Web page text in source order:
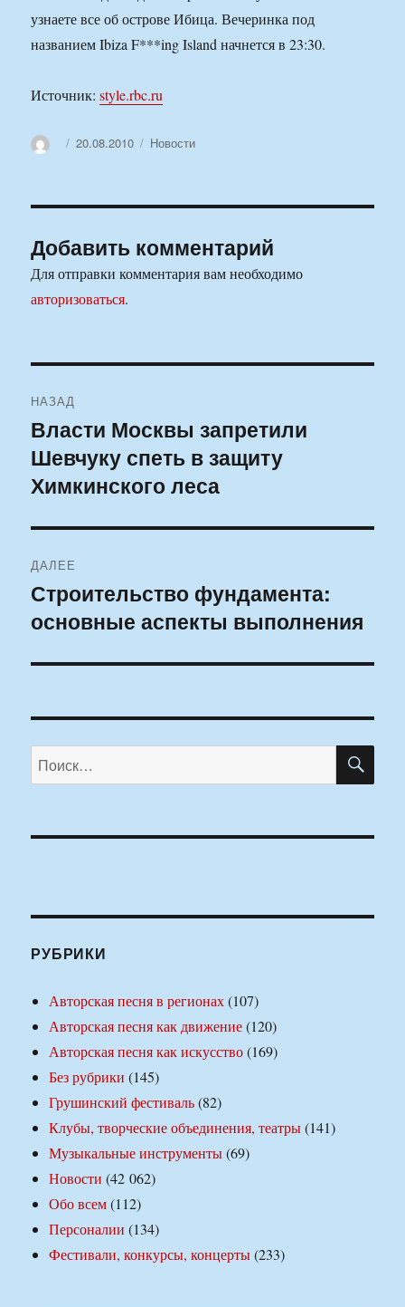
узнаете все об острове Ибица. Вечеринка под
названием Ibiza F***ing Island начнется в 23:30.
Источник:style.rbc.ru
АвторОпубликовано
20.08.2010 Рубрики
Новости
Добавить комментарий
Для отправки комментария вам необходимо
авторизоваться.
по
записям
НАЗАД
Предыдущая
запись:
Власти Москвы запретили
Шевчуку спеть в защиту
Химкинского леса
ДАЛЕЕ
Следующая
запись:
Строительство фундамента:
основные аспекты выполнения
Искать:
РУБРИКИ
Авторская песня в регионах(107)
Авторская песня как движение(120)
Авторская песня как искусство(169)
Без рубрики (145)
Грушинский фестиваль(82)
Клубы, творческие объединения, театры(141)
Музыкальные инструменты(69)
Новости (42 062)
Обо всем(112)
Персоналии (134)
Фестивали, конкурсы, концерты(233)